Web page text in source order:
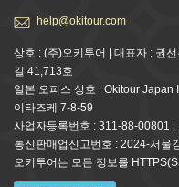
help@okitour.com
상호 : (주)오키투어 | 대표자 : 권
길 41,713호
일본 오피스 상호 : Okitour Japan
이타즈케 7-8-59
사업자등록번호 : 311-88-00801
통신판매업신고번호 : 2024-서울
오키투어는 모든 정보를